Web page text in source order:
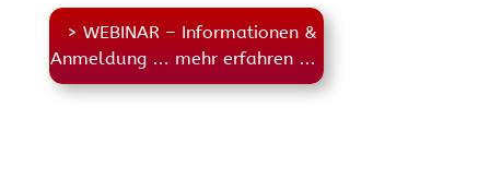
> WEBINAR – Informationen &
Anmeldung … mehr erfahren …